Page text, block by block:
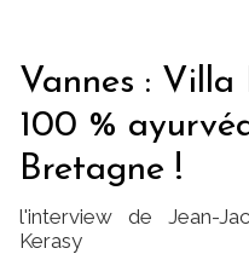
Vannes : Villa
100 %
Bretagne !
l'interview de Jean-
Kerasy